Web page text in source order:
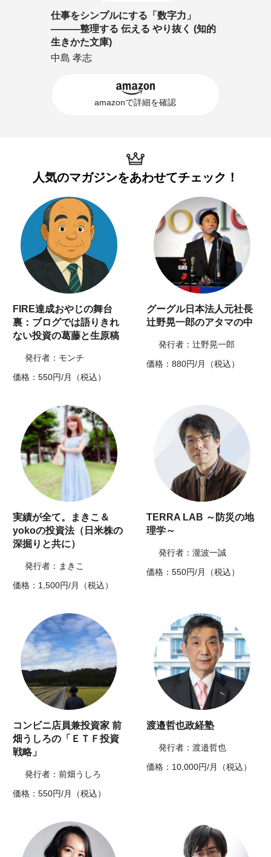
仕事をシンプルにする「数字力」
―――整理する 伝える やり抜く (知的
生きかた文庫)
中島 孝志
amazonで詳細を確認
人気のマガジンをあわせてチェック！
FIRE達成おやじの舞台
裏：ブログでは語りきれ
ない投資の葛藤と生原稿
発行者：モンチ
価格：550円/月（税込）
グーグル日本法人元社長
辻野晃一郎のアタマの中
発行者：辻野晃一郎
価格：880円/月（税込）
実績が全て。まきこ＆
yokoの投資法（日米株の
深掘りと共に）
発行者：まきこ
価格：1,500円/月（税込）
TERRA LAB ～防災の地
理学～
発行者：瀧波一誠
価格：550円/月（税込）
コンビニ店員兼投資家 前
畑うしろの「ＥＴＦ投資
戦略」
発行者：前畑うしろ
価格：550円/月（税込）
渡邉哲也政経塾
発行者：渡邉哲也
価格：10,000円/月（税込）